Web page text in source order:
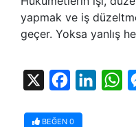
yapmak ve iş
geçer. Yoksa yanlış
Facebook
BEĞEN 0